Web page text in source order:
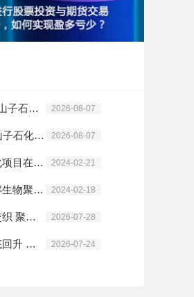
PriceSeek提醒：独山子石化PE装置临时停车检修 2026-08-07
生意社：8月7日独山子石化PE装置动态 2026-08-07
卡塔尔能源合资石化项目在拉斯拉凡投建 2024-02-21
三菱化学公布可降解生物聚酯树脂新材料 2024-02-18
生意社：多空因素交织 聚乙烯高位震荡 2026-07-28
生意社：聚乙烯探底回升 持续性仍存变数 2026-07-24